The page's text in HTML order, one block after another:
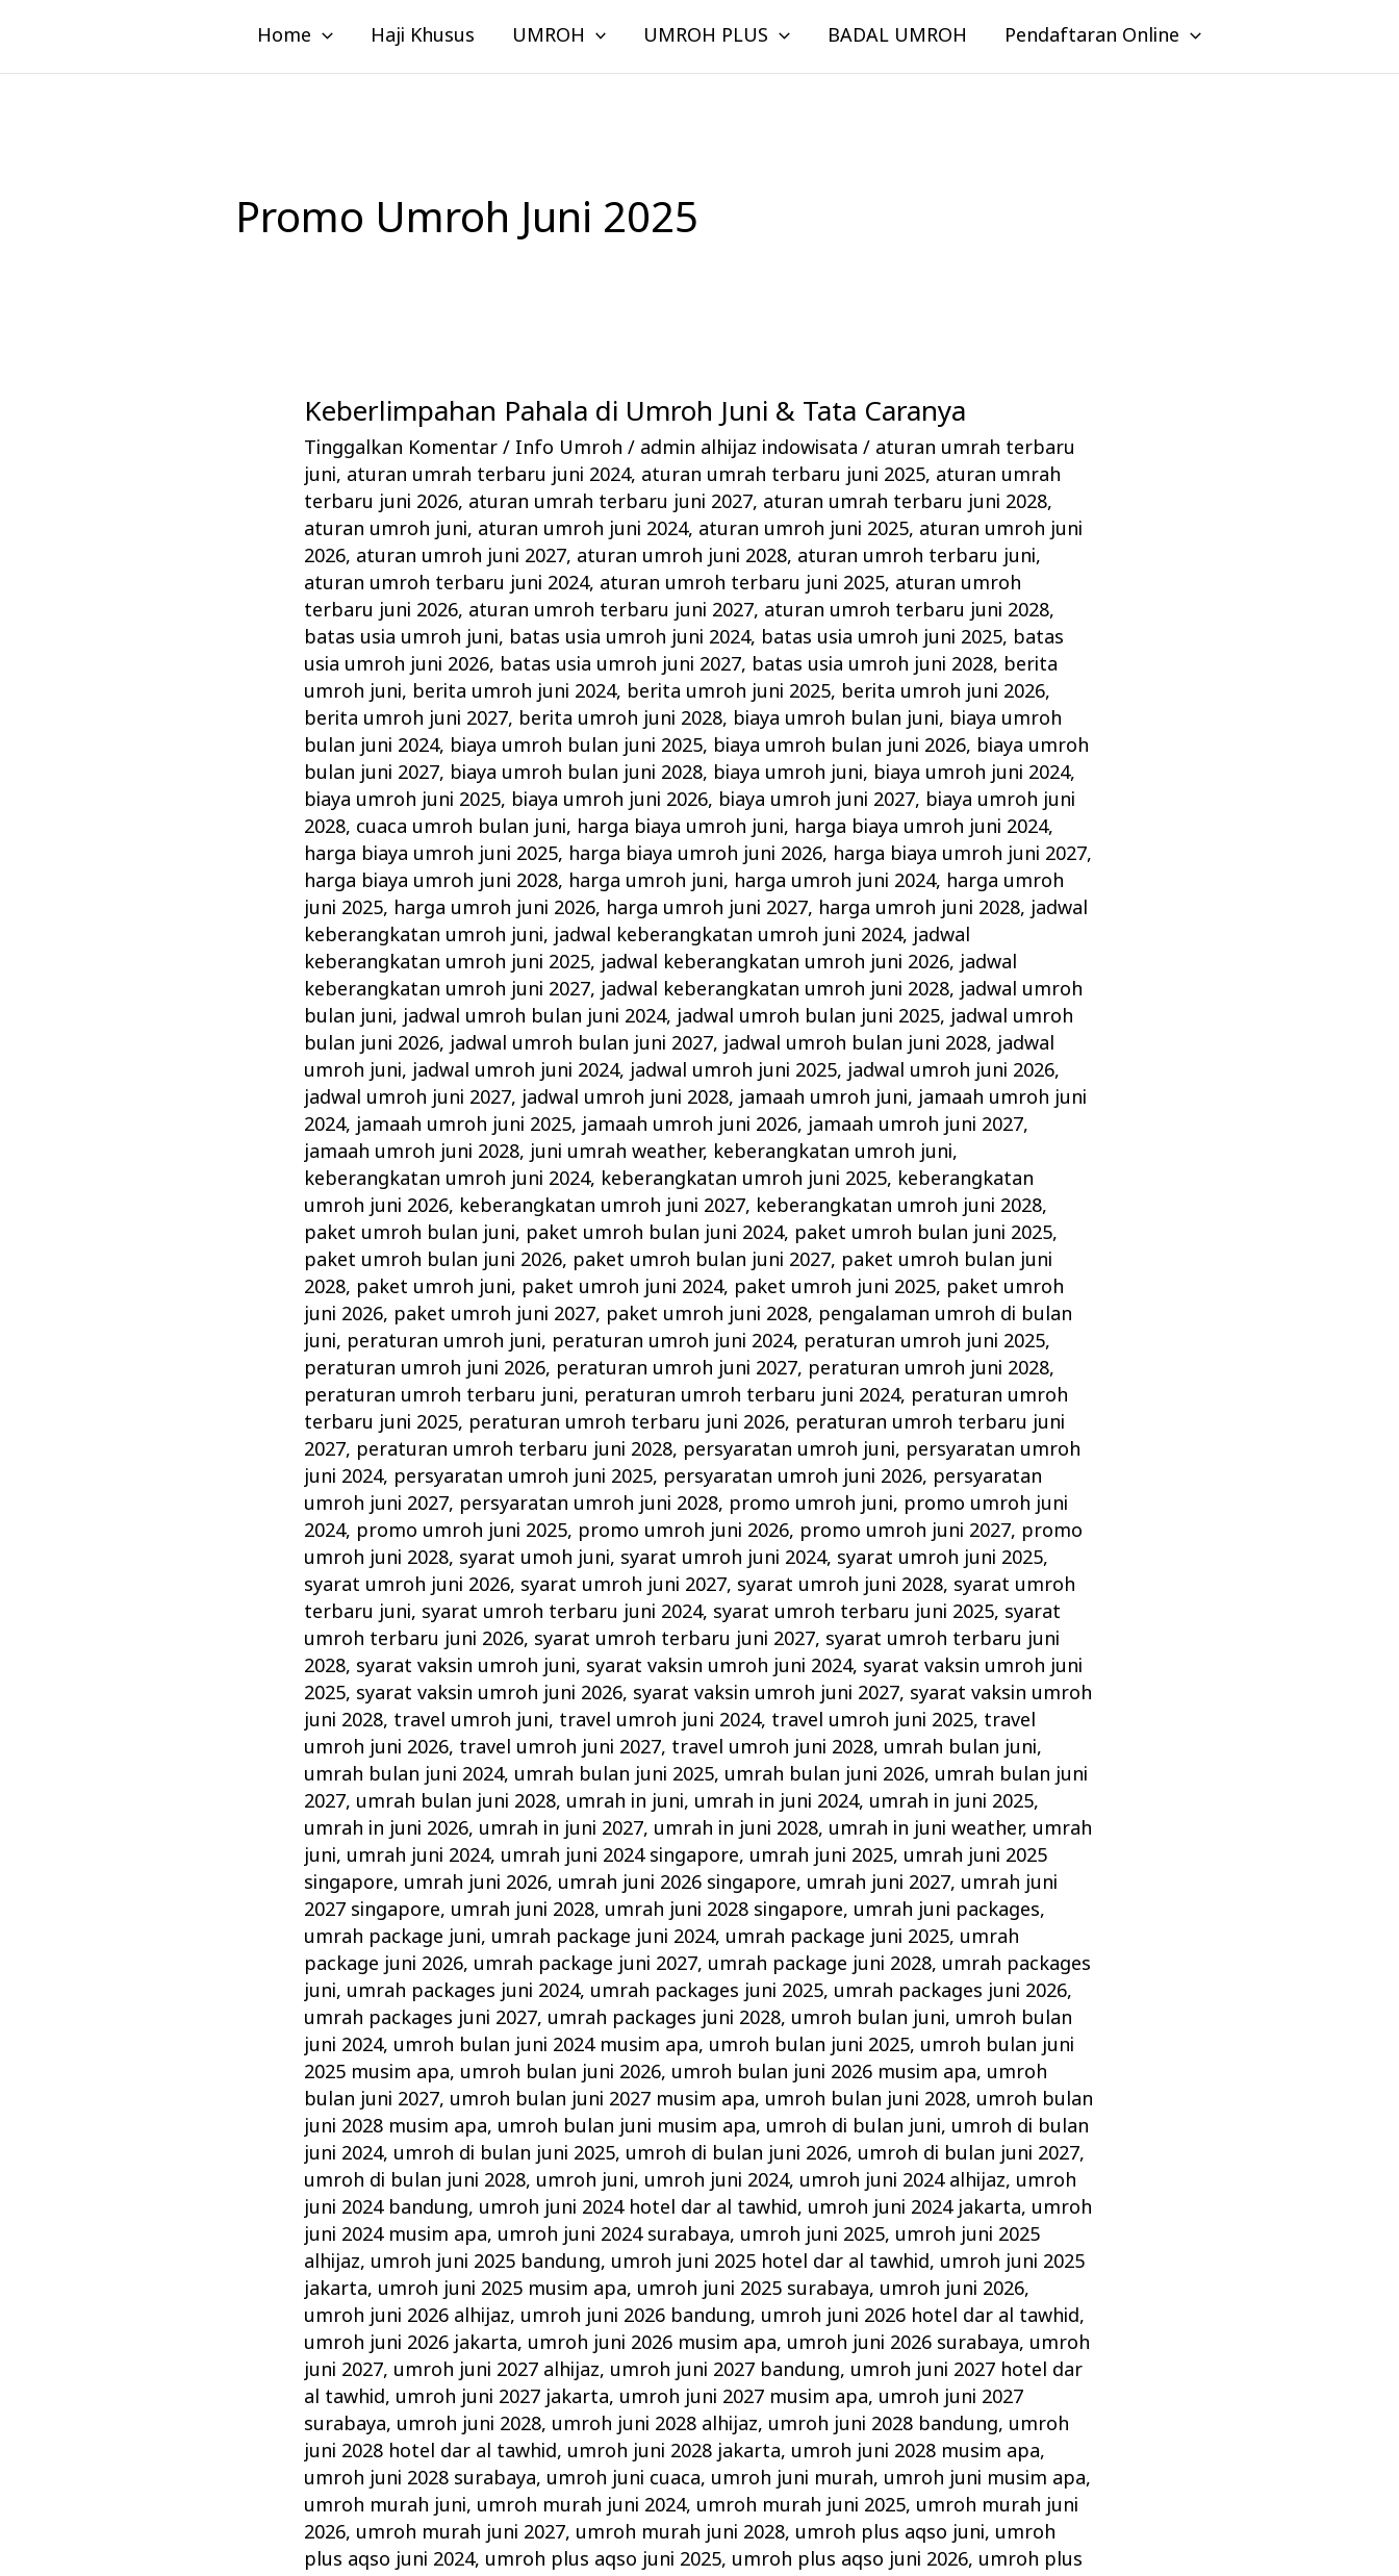
konten
Home Haji Khusus UMROH UMROH PLUS BADAL UMROH Pendaftaran Online
Promo Umroh Juni 2025
Keberlimpahan Pahala di Umroh Juni & Tata Caranya
Tinggalkan Komentar / Info Umroh / admin alhijaz indowisata/ aturan umrah terbaru
juni, aturan umrah terbaru juni 2024, aturan umrah terbaru juni 2025, aturan umrah
terbaru juni 2026, aturan umrah terbaru juni 2027, aturan umrah terbaru juni 2028,
aturan umroh juni, aturan umroh juni 2024, aturan umroh juni 2025, aturan umroh juni
2026, aturan umroh juni 2027, aturan umroh juni 2028, aturan umroh terbaru juni,
aturan umroh terbaru juni 2024, aturan umroh terbaru juni 2025, aturan umroh
terbaru juni 2026, aturan umroh terbaru juni 2027, aturan umroh terbaru juni 2028,
batas usia umroh juni, batas usia umroh juni 2024, batas usia umroh juni 2025, batas
usia umroh juni 2026, batas usia umroh juni 2027, batas usia umroh juni 2028, berita
umroh juni, berita umroh juni 2024, berita umroh juni 2025, berita umroh juni 2026,
berita umroh juni 2027, berita umroh juni 2028, biaya umroh bulan juni, biaya umroh
bulan juni 2024, biaya umroh bulan juni 2025, biaya umroh bulan juni 2026, biaya umroh
bulan juni 2027, biaya umroh bulan juni 2028, biaya umroh juni, biaya umroh juni 2024,
biaya umroh juni 2025, biaya umroh juni 2026, biaya umroh juni 2027, biaya umroh juni
2028, cuaca umroh bulan juni, harga biaya umroh juni, harga biaya umroh juni 2024,
harga biaya umroh juni 2025, harga biaya umroh juni 2026, harga biaya umroh juni 2027,
harga biaya umroh juni 2028, harga umroh juni, harga umroh juni 2024, harga umroh
juni 2025, harga umroh juni 2026, harga umroh juni 2027, harga umroh juni 2028, jadwal
keberangkatan umroh juni, jadwal keberangkatan umroh juni 2024, jadwal
keberangkatan umroh juni 2025, jadwal keberangkatan umroh juni 2026, jadwal
keberangkatan umroh juni 2027, jadwal keberangkatan umroh juni 2028, jadwal umroh
bulan juni, jadwal umroh bulan juni 2024, jadwal umroh bulan juni 2025, jadwal umroh
bulan juni 2026, jadwal umroh bulan juni 2027, jadwal umroh bulan juni 2028, jadwal
umroh juni, jadwal umroh juni 2024, jadwal umroh juni 2025, jadwal umroh juni 2026,
jadwal umroh juni 2027, jadwal umroh juni 2028, jamaah umroh juni, jamaah umroh juni
2024, jamaah umroh juni 2025, jamaah umroh juni 2026, jamaah umroh juni 2027,
jamaah umroh juni 2028, juni umrah weather, keberangkatan umroh juni,
keberangkatan umroh juni 2024, keberangkatan umroh juni 2025, keberangkatan
umroh juni 2026, keberangkatan umroh juni 2027, keberangkatan umroh juni 2028,
paket umroh bulan juni, paket umroh bulan juni 2024, paket umroh bulan juni 2025,
paket umroh bulan juni 2026, paket umroh bulan juni 2027, paket umroh bulan juni
2028, paket umroh juni, paket umroh juni 2024, paket umroh juni 2025, paket umroh
juni 2026, paket umroh juni 2027, paket umroh juni 2028, pengalaman umroh di bulan
juni, peraturan umroh juni, peraturan umroh juni 2024, peraturan umroh juni 2025,
peraturan umroh juni 2026, peraturan umroh juni 2027, peraturan umroh juni 2028,
peraturan umroh terbaru juni, peraturan umroh terbaru juni 2024, peraturan umroh
terbaru juni 2025, peraturan umroh terbaru juni 2026, peraturan umroh terbaru juni
2027, peraturan umroh terbaru juni 2028, persyaratan umroh juni, persyaratan umroh
juni 2024, persyaratan umroh juni 2025, persyaratan umroh juni 2026, persyaratan
umroh juni 2027, persyaratan umroh juni 2028, promo umroh juni, promo umroh juni
2024, promo umroh juni 2025, promo umroh juni 2026, promo umroh juni 2027, promo
umroh juni 2028, syarat umoh juni, syarat umroh juni 2024, syarat umroh juni 2025,
syarat umroh juni 2026, syarat umroh juni 2027, syarat umroh juni 2028, syarat umroh
terbaru juni, syarat umroh terbaru juni 2024, syarat umroh terbaru juni 2025, syarat
umroh terbaru juni 2026, syarat umroh terbaru juni 2027, syarat umroh terbaru juni
2028, syarat vaksin umroh juni, syarat vaksin umroh juni 2024, syarat vaksin umroh juni
2025, syarat vaksin umroh juni 2026, syarat vaksin umroh juni 2027, syarat vaksin umroh
juni 2028, travel umroh juni, travel umroh juni 2024, travel umroh juni 2025, travel
umroh juni 2026, travel umroh juni 2027, travel umroh juni 2028, umrah bulan juni,
umrah bulan juni 2024, umrah bulan juni 2025, umrah bulan juni 2026, umrah bulan juni
2027, umrah bulan juni 2028, umrah in juni, umrah in juni 2024, umrah in juni 2025,
umrah in juni 2026, umrah in juni 2027, umrah in juni 2028, umrah in juni weather, umrah
juni, umrah juni 2024, umrah juni 2024 singapore, umrah juni 2025, umrah juni 2025
singapore, umrah juni 2026, umrah juni 2026 singapore, umrah juni 2027, umrah juni
2027 singapore, umrah juni 2028, umrah juni 2028 singapore, umrah juni packages,
umrah package juni, umrah package juni 2024, umrah package juni 2025, umrah
package juni 2026, umrah package juni 2027, umrah package juni 2028, umrah packages
juni, umrah packages juni 2024, umrah packages juni 2025, umrah packages juni 2026,
umrah packages juni 2027, umrah packages juni 2028, umroh bulan juni, umroh bulan
juni 2024, umroh bulan juni 2024 musim apa, umroh bulan juni 2025, umroh bulan juni
2025 musim apa, umroh bulan juni 2026, umroh bulan juni 2026 musim apa, umroh
bulan juni 2027, umroh bulan juni 2027 musim apa, umroh bulan juni 2028, umroh bulan
juni 2028 musim apa, umroh bulan juni musim apa, umroh di bulan juni, umroh di bulan
juni 2024, umroh di bulan juni 2025, umroh di bulan juni 2026, umroh di bulan juni 2027,
umroh di bulan juni 2028, umroh juni, umroh juni 2024, umroh juni 2024 alhijaz, umroh
juni 2024 bandung, umroh juni 2024 hotel dar al tawhid, umroh juni 2024 jakarta, umroh
juni 2024 musim apa, umroh juni 2024 surabaya, umroh juni 2025, umroh juni 2025
alhijaz, umroh juni 2025 bandung, umroh juni 2025 hotel dar al tawhid, umroh juni 2025
jakarta, umroh juni 2025 musim apa, umroh juni 2025 surabaya, umroh juni 2026,
umroh juni 2026 alhijaz, umroh juni 2026 bandung, umroh juni 2026 hotel dar al tawhid,
umroh juni 2026 jakarta, umroh juni 2026 musim apa, umroh juni 2026 surabaya, umroh
juni 2027, umroh juni 2027 alhijaz, umroh juni 2027 bandung, umroh juni 2027 hotel dar
al tawhid, umroh juni 2027 jakarta, umroh juni 2027 musim apa, umroh juni 2027
surabaya, umroh juni 2028, umroh juni 2028 alhijaz, umroh juni 2028 bandung, umroh
juni 2028 hotel dar al tawhid, umroh juni 2028 jakarta, umroh juni 2028 musim apa,
umroh juni 2028 surabaya, umroh juni cuaca, umroh juni murah, umroh juni musim apa,
umroh murah juni, umroh murah juni 2024, umroh murah juni 2025, umroh murah juni
2026, umroh murah juni 2027, umroh murah juni 2028, umroh plus aqso juni, umroh
plus aqso juni 2024, umroh plus aqso juni 2025, umroh plus aqso juni 2026, umroh plus
Keberlimpahan
Pahala
di
Umroh
Juni
&
Tata
Caranya